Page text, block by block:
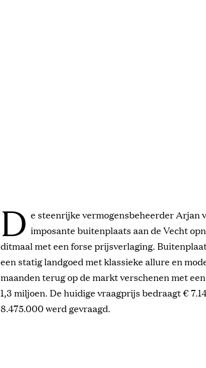
D e steenrijke vermogensbeheerder Arjan
imposante buitenplaats aan de Vecht
ditmaal met een forse prijsverlaging.
een statig landgoed met klassieke allure en
maanden terug op de markt verschenen met
1,3 miljoen. De huidige vraagprijs bedraagt €
8.475.000 werd gevraagd.